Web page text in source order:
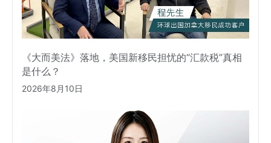
《大而美法》落地，美国新移民担忧的“汇款税”真相
是什么？
2026年8月10日